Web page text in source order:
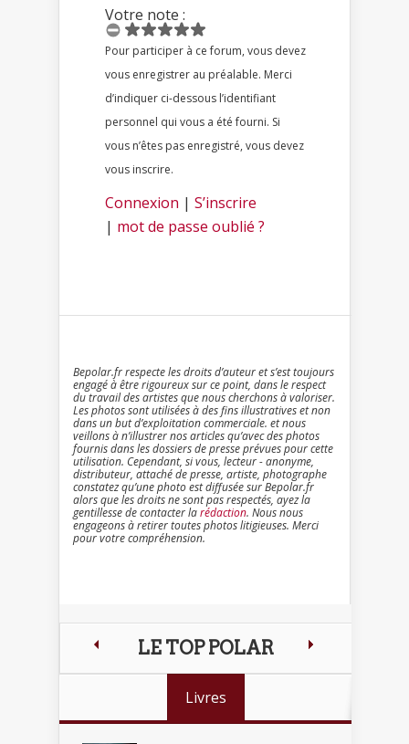
Votre note :
Pour participer à ce forum, vous devez
vous enregistrer au préalable. Merci
d’indiquer ci-dessous l’identifiant
personnel qui vous a été fourni. Si
vous n’êtes pas enregistré, vous devez
vous inscrire.
Connexion | S’inscrire
| mot de passe oublié ?
Bepolar.fr respecte les droits d’auteur et s’est toujours
engagé à être rigoureux sur ce point, dans le respect
du travail des artistes que nous cherchons à valoriser.
Les photos sont utilisées à des fins illustratives et non
dans un but d’exploitation commerciale. et nous
veillons à n’illustrer nos articles qu’avec des photos
fournis dans les dossiers de presse prévues pour cette
utilisation. Cependant, si vous, lecteur - anonyme,
distributeur, attaché de presse, artiste, photographe
constatez qu’une photo est diffusée sur Bepolar.fr
alors que les droits ne sont pas respectés, ayez la
gentillesse de contacter larédaction. Nous nous
engageons à retirer toutes photos litigieuses. Merci
pour votre compréhension.
LE TOP POLAR
Livres